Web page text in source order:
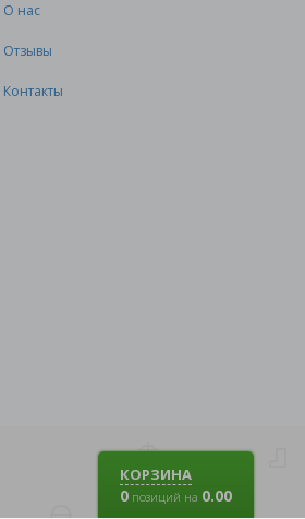
КОРЗИНА
0 позиций на 0.00
О нас
Отзывы
Контакты